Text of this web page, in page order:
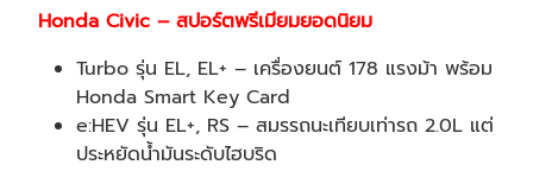
Honda Civic – สปอร์ตพรีเมียมยอดนิยม
Turbo รุ่น EL, EL+ – เครื่องยนต์ 178 แรงม้า พร้อม
Honda Smart Key Card
e:HEV รุ่น EL+, RS – สมรรถนะเทียบเท่ารถ 2.0L แต่
ประหยัดน้ำมันระดับไฮบริด